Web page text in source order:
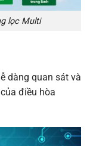
lọc Multi
dàng quan sát và
điều hòa